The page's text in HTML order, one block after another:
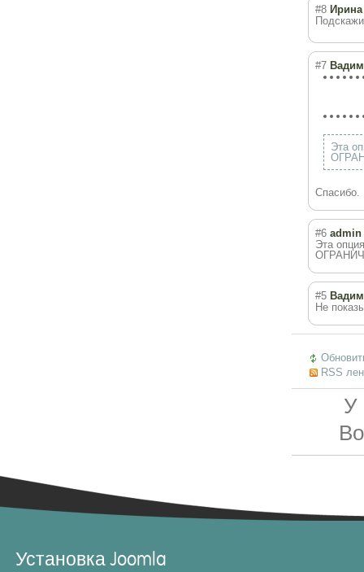
#8 Ирина
#7 Вадим
Эта
Спасибо.
#6 admin
Эта
#5 Вадим
Не
RSS
У
Установка Joomla